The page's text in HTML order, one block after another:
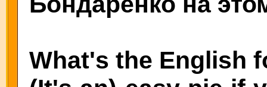
What's the English